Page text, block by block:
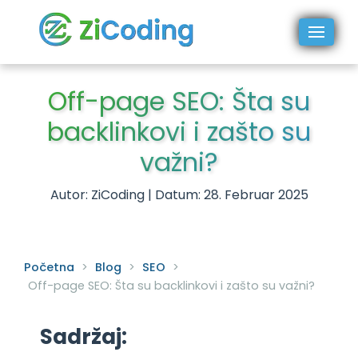
Off-page SEO: Šta su
backlinkovi i zašto su
važni?
Autor: ZiCoding | Datum: 28. Februar 2025
Početna > Blog > SEO >
Off-page SEO: Šta su backlinkovi i zašto su važni?
Sadržaj: